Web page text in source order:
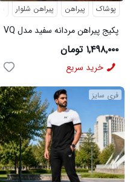
پوشاک پیراهن پیراهن شلوار
پکیج پیراهن مردانه سفید مدل VQ
شلوار مردانه مشکی مدل MOBIN
۱,۴۹۸,۰۰۰ تومان
خرید سریع
فری سایز